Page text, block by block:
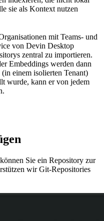
sie als Kontext nutzen
mit Teams- und
von Devin Desktop
zentral zu importieren.
Embeddings werden dann
einem isolierten Tenant)
wurde, kann er von jedem
können Sie ein Repository zur
wir Git-Repositories